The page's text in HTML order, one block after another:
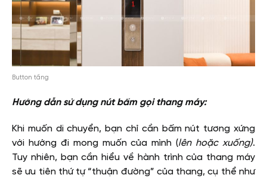
Button tầng
Hướng dẫn sử dụng nút bấm gọi thang máy:
Khi muốn di chuyển, bạn chỉ cần bấm nút tương xứng
với hướng đi mong muốn của mình (lên hoặc xuống).
Tuy nhiên, bạn cần hiểu về hành trình của thang máy
sẽ ưu tiên thứ tự “thuận đường” của thang, cụ thể như